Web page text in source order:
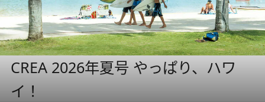
CREA 2026年夏号 やっぱり、ハワ
イ！